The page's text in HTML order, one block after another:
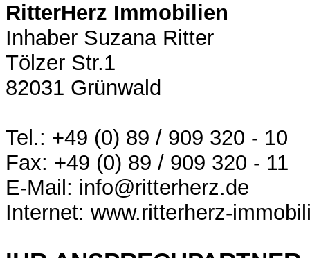
RitterHerz Immobilien
Inhaber Suzana Ritter
Tölzer Str.1
82031 Grünwald
Tel.: +49 (0) 89 / 909 320 - 10
Fax: +49 (0) 89 / 909 320 - 11
E-Mail: info@ritterherz.de
Internet: www.ritterherz-